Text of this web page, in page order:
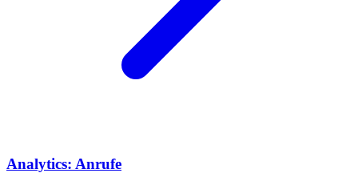
Analytics: Anrufe